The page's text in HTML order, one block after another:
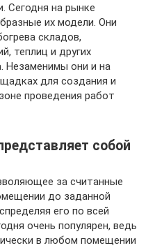
Сегодня на рынке
их модели. Они
складов,
теплиц и других
Незаменимы они и на
для создания и
проведения работ
собой
за считанные
до заданной
его по всей
очень популярен, ведь
в любом помещении